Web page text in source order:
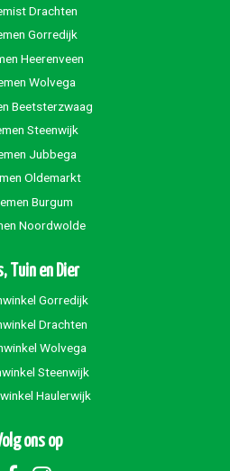
Drachten
Gorredijk
Heerenveen
Wolvega
Beetsterzwaag
Steenwijk
Jubbega
Oldemarkt
Burgum
Noordwolde
Tuin en Dier
Gorredijk
Drachten
Wolvega
Steenwijk
Haulerwijk
ons op